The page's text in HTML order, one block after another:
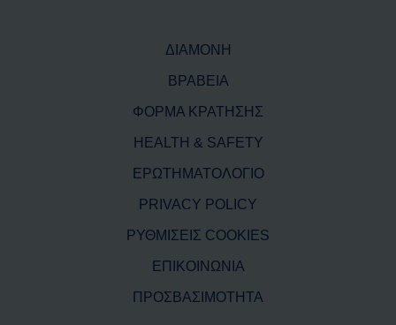
ΔΙΑΜΟΝΗ
ΒΡΑΒΕΙΑ
ΦΟΡΜΑ ΚΡΑΤΗΣΗΣ
HEALTH & SAFETY
ΕΡΩΤΗΜΑΤΟΛΟΓΙΟ
PRIVACY POLICY
ΡΥΘΜΙΣΕΙΣ COOKIES
ΕΠΙΚΟΙΝΩΝΙΑ
ΠΡΟΣΒΑΣΙΜΟΤΗΤΑ